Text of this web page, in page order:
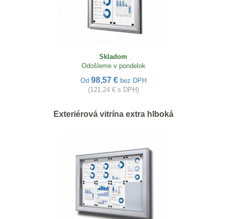
Skladom
Odošleme v pondelok
Od 98,57 € bez DPH
(121,24 € s DPH)
Exteriérová vitrína extra hlboká